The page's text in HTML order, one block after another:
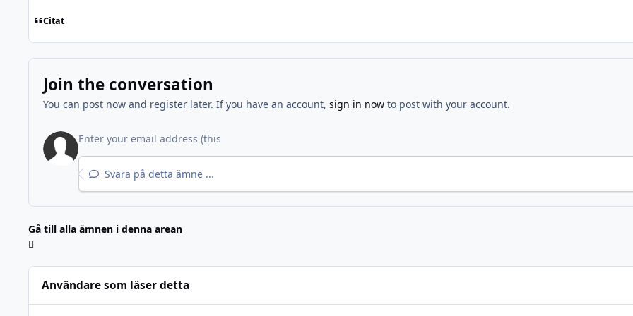
Citat
Join the conversation
You can post now and register later. If you have an account, sign in nowto post with your account.
Svara på detta ämne ...
Gå till alla ämnen i denna arean
Användare som läser detta